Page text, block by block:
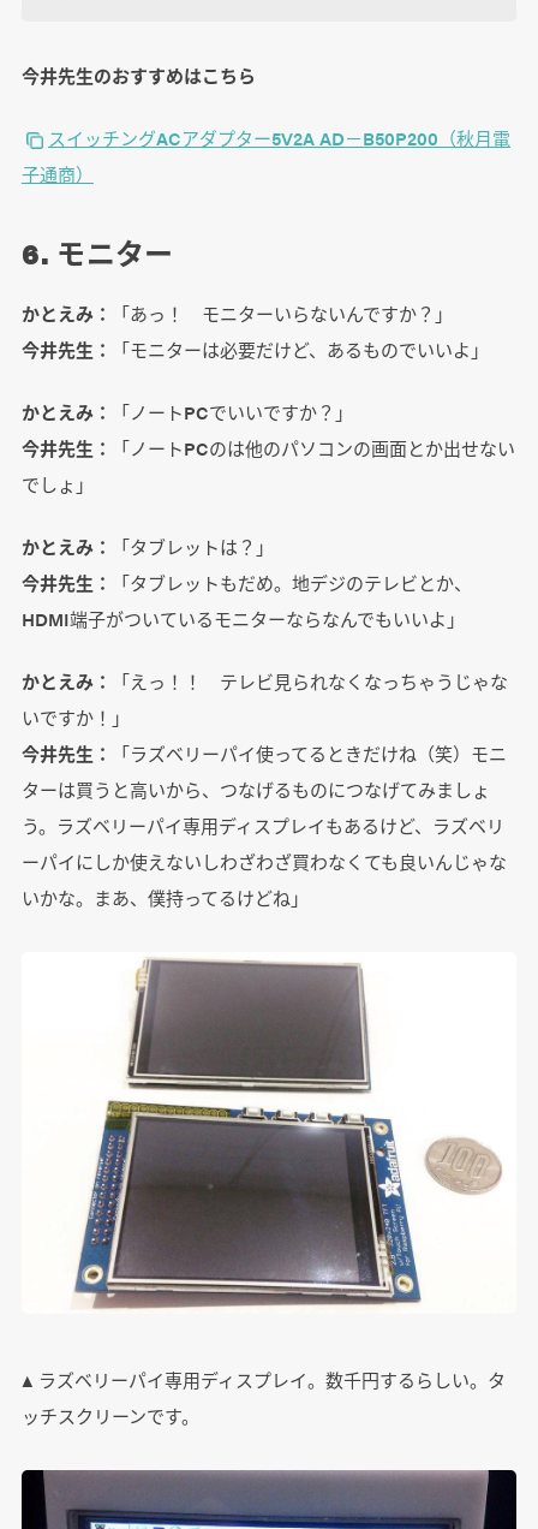
今井先生のおすすめはこちら
スイッチングACアダプター5V2A AD－B50P200（秋月電
子通商）
6. モニター
かとえみ：
「あっ！ モニターいらないんですか？」
今井先生：
「モニターは必要だけど、あるものでいいよ」
かとえみ：
「ノートPCでいいですか？」
今井先生：
「ノートPCのは他のパソコンの画面とか出せない
でしょ」
かとえみ：
「タブレットは？」
今井先生：
「タブレットもだめ。地デジのテレビとか、
HDMI端子がついているモニターならなんでもいいよ」
かとえみ：
「えっ！！ テレビ見られなくなっちゃうじゃな
いですか！」
今井先生：
「ラズベリーパイ使ってるときだけね（笑）モニ
ターは買うと高いから、つなげるものにつなげてみましょ
う。ラズベリーパイ専用ディスプレイもあるけど、ラズベリ
ーパイにしか使えないしわざわざ買わなくても良いんじゃな
いかな。まあ、僕持ってるけどね」
▲ ラズベリーパイ専用ディスプレイ。数千円するらしい。タ
ッチスクリーンです。